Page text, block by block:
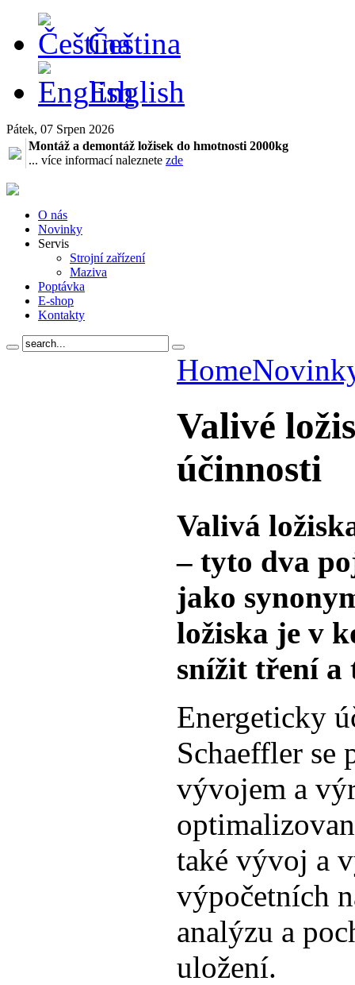
Čeština
English
Pátek, 07 Srpen 2026
Montáž a demontáž ložisek do hmotnosti 2000kg
... více informací naleznete zde
O nás
Novinky
Servis
Strojní zařízení
Maziva
Poptávka
E-shop
Kontakty
Home
Valivé
účinnosti
Valivá
– tyto dva
jako
ložiska je v
snížit tření a
Energeticky
Schaeffler se
vývojem a
také vývoj a
výpočetních
analýzu a
uložení.